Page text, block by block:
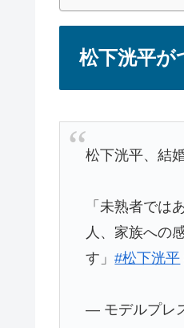
松下洸平が
松下洸平、結
「未熟者では
人、家族への
す」#松下洸平
— モデルプレ